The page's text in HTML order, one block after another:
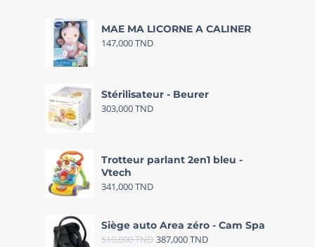
MAE MA LICORNE A CALINER
147,000TND
Stérilisateur - Beurer
303,000TND
Trotteur parlant 2en1 bleu -
Vtech
341,000TND
Siège auto Area zéro - Cam Spa
510,000TND 387,000TND